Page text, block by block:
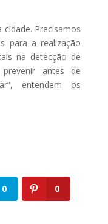
cidade. Precisamos
para a realização
na detecção de
prevenir antes de
entendem os
0 0